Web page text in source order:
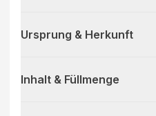
Ursprung & Herkunft
Inhalt & Füllmenge